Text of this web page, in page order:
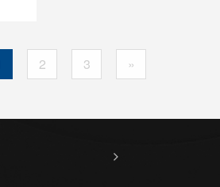
2 3 »